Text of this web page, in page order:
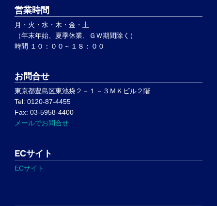
営業時間
月・火・水・木・金・土
（年末年始、夏季休業、ＧＷ期間除く）
時間 １０：００～１８：００
お問合せ
東京都豊島区東池袋２－１－３ＭＫビル２階
Tel: 0120-87-4455
Fax: 03-5958-4400
メールでお問合せ
ECサイト
ECサイト